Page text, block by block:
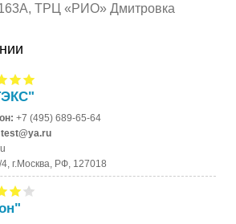
ТРЦ «РИО» Дмитровка
+7 (495) 689-65-64
test@ya.ru
г.Москва, РФ, 127018